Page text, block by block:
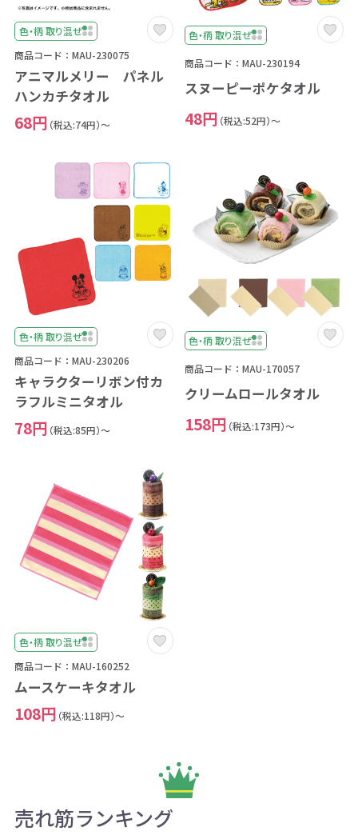
色・柄 取り混ぜ
商品コード：MAU-230075
アニマルメリー パネル
ハンカチタオル
68円 （税込:74円）～
色・柄 取り混ぜ
商品コード：MAU-230194
スヌーピーポケタオル
48円 （税込:52円）～
色・柄 取り混ぜ
商品コード：MAU-230206
キャラクターリボン付カ
ラフルミニタオル
78円 （税込:85円）～
色・柄 取り混ぜ
商品コード：MAU-170057
クリームロールタオル
158円 （税込:173円）～
色・柄 取り混ぜ
商品コード：MAU-160252
ムースケーキタオル
108円 （税込:118円）～
売れ筋ランキング